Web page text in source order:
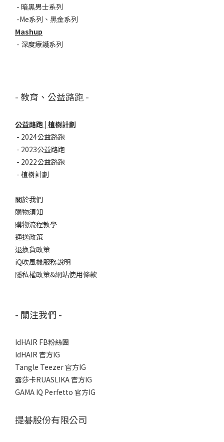
- 暗黑男士系列
-Me系列 、 黑金系列
Mashup
- 深度療護系列
- 教育、公益路跑 -
公益路跑 | 植樹計劃
- 2024公益路跑
- 2023公益路跑
- 2022公益路跑
- 植樹計劃
關於我們
購物須知
購物流程教學
運送政策
退換貨政策
iQ吹風機服務說明
隱私權政策&網站使用條款
- 關注我們 -
IdHAIR FB粉絲團
IdHAIR 官方IG
Tangle Teezer 官方IG
露莎卡RUASLIKA 官方IG
GAMA IQ Perfetto 官方IG
提碁股份有限公司